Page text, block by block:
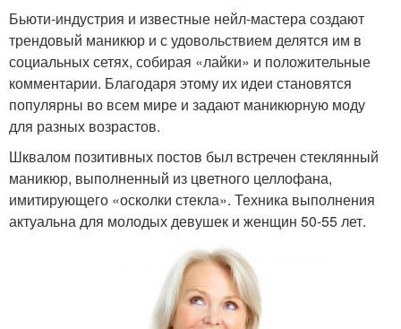
Бьюти-индустрия и известные нейл-мастера создают
трендовый маникюр и с удовольствием делятся им в
социальных сетях, собирая «лайки» и положительные
комментарии. Благодаря этому их идеи становятся
популярны во всем мире и задают маникюрную моду
для разных возрастов.
Шквалом позитивных постов был встречен стеклянный
маникюр, выполненный из цветного целлофана,
имитирующего «осколки стекла». Техника выполнения
актуальна для молодых девушек и женщин 50-55 лет.